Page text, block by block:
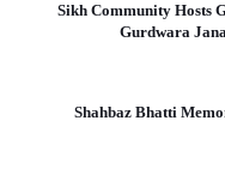
Sikh Community Hosts
Gurdwara
Shahbaz Bhatti